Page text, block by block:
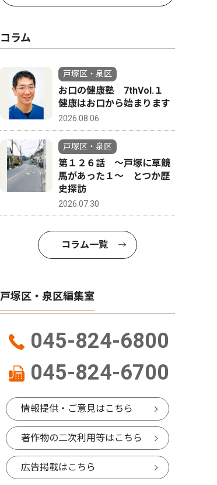
コラム
戸塚区・泉区
お口の健康塾 7thVol.１
健康はお口から始まります
2026.08.06
戸塚区・泉区
第１２６話 〜戸塚に草競
馬があった１〜 とつか歴
史探訪
2026.07.30
コラム一覧
戸塚区・泉区編集室
045-824-6800
045-824-6700
情報提供・ご意見はこちら
著作物の二次利用等はこちら
広告掲載はこちら